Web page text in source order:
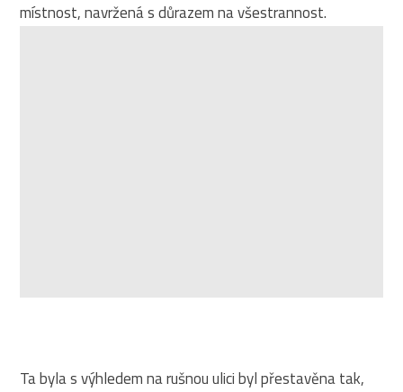
místnost, navržená s důrazem na všestrannost.
Ta byla s výhledem na rušnou ulici byl přestavěna tak,